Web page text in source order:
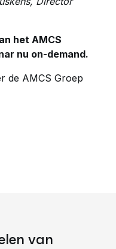
het AMCS
nu on-demand.
de AMCS Groep
van